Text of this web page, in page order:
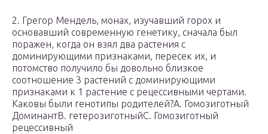
2. Грегор Мендель, монах, изучавший горох и
основавший современную генетику, сначала был
поражен, когда он взял два растения с
доминирующими признаками, пересек их, и
потомство получило бы довольно близкое
соотношение 3 растений с доминирующими
признаками к 1 растение с рецессивными чертами.
Каковы были генотипы родителей?A. Гомозиготный
ДоминантB. гетерозиготныйC. Гомозиготный
рецессивный